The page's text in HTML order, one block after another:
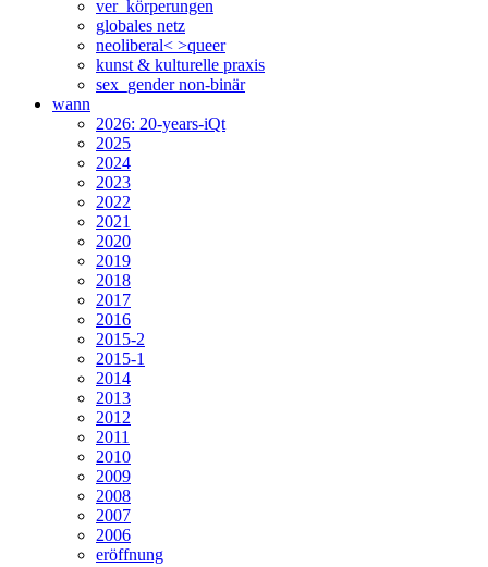
ver_körperungen
globales netz
neoliberal< >queer
kunst & kulturelle praxis
sex_gender non-binär
wann
2026: 20-years-iQt
2025
2024
2023
2022
2021
2020
2019
2018
2017
2016
2015-2
2015-1
2014
2013
2012
2011
2010
2009
2008
2007
2006
eröffnung